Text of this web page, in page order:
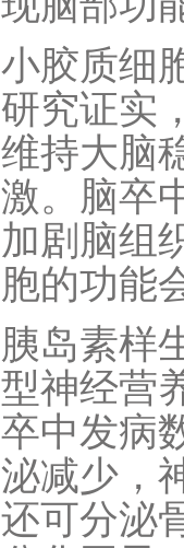
小胶质细
研究证实
维持大脑
激。脑卒
加剧脑组
胞的功能
胰岛素样
型神经营
卒中发病
泌减少，
还可分泌